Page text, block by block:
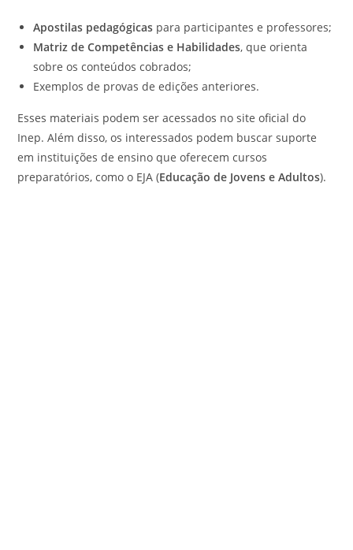
Apostilas pedagógicas para participantes e professores;
Matriz de Competências e Habilidades, que orienta
sobre os conteúdos cobrados;
Exemplos de provas de edições anteriores.
Esses materiais podem ser acessados no site oficial do
Inep. Além disso, os interessados podem buscar suporte
em instituições de ensino que oferecem cursos
preparatórios, como o EJA (Educação de Jovens e Adultos).